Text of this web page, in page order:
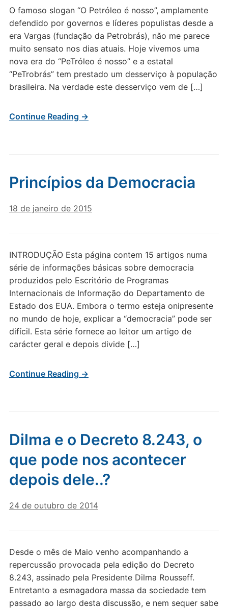
O famoso slogan “O Petróleo é nosso”, amplamente
defendido por governos e líderes populistas desde a
era Vargas (fundação da Petrobrás), não me parece
muito sensato nos dias atuais. Hoje vivemos uma
nova era do “PeTróleo é nosso” e a estatal
“PeTrobrás” tem prestado um desserviço à população
brasileira. Na verdade este desserviço vem de […]
Continue Reading →
Princípios da Democracia
18 de janeiro de 2015
INTRODUÇÃO Esta página contem 15 artigos numa
série de informações básicas sobre democracia
produzidos pelo Escritório de Programas
Internacionais de Informação do Departamento de
Estado dos EUA. Embora o termo esteja onipresente
no mundo de hoje, explicar a “democracia” pode ser
difícil. Esta série fornece ao leitor um artigo de
carácter geral e depois divide […]
Continue Reading →
Dilma e o Decreto 8.243, o
que pode nos acontecer
depois dele..?
24 de outubro de 2014
Desde o mês de Maio venho acompanhando a
repercussão provocada pela edição do Decreto
8.243, assinado pela Presidente Dilma Rousseff.
Entretanto a esmagadora massa da sociedade tem
passado ao largo desta discussão, e nem sequer sabe